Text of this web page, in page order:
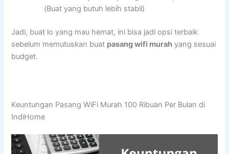
(Buat yang butuh lebih stabil)
Jadi, buat lo yang mau hemat, ini bisa jadi opsi terbaik
sebelum memutuskan buat pasang wifi murah yang sesuai
budget.
Keuntungan Pasang WiFi Murah 100 Ribuan Per Bulan di
IndiHome